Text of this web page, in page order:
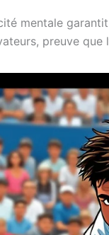
mentale
preuve que